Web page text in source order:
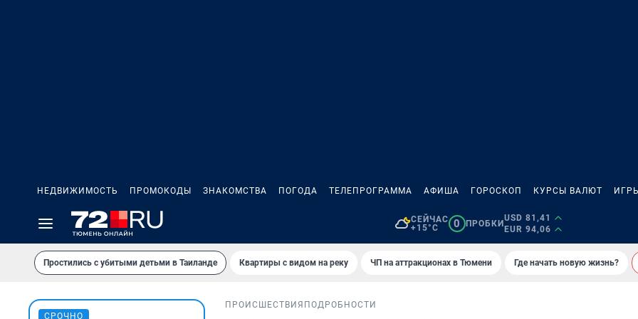
НЕДВИЖИМОСТЬ ПРОМОКОДЫ ЗНАКОМСТВА ПОГОДА ТЕЛЕПРОГРАММА АФИША ГОРОСКОП КУРСЫ ВАЛЮТ ИГРЫ
СЕЙЧАС
+15°C
0 ПРОБКИ
USD 81,41
EUR 94,06
Простились с убитыми детьми в Таиланде Квартиры с видом на реку ЧП на аттракционах в Тюмени Где начать новую жизнь?
СРОЧНО
ПРОИСШЕСТВИЯ ПОДРОБНОСТИ